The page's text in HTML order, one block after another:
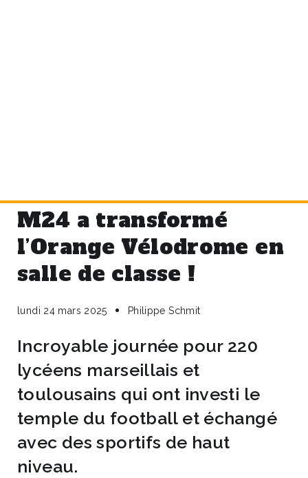
M24 a transformé
l’Orange Vélodrome en
salle de classe !
lundi 24 mars 2025 Philippe Schmit
Incroyable journée pour 220
lycéens marseillais et
toulousains qui ont investi le
temple du football et échangé
avec des sportifs de haut
niveau.